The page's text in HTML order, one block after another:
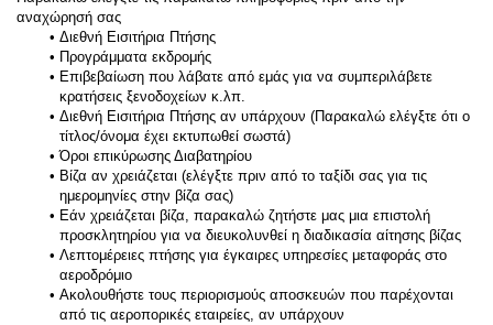
αναχώρησή σας
Διεθνή Εισιτήρια Πτήσης
Προγράμματα εκδρομής
Επιβεβαίωση που λάβατε από εμάς για να συμπεριλάβετε
κρατήσεις ξενοδοχείων κ.λπ.
Διεθνή Εισιτήρια Πτήσης αν υπάρχουν (Παρακαλώ ελέγξτε ότι ο
τίτλος/όνομα έχει εκτυπωθεί σωστά)
Όροι επικύρωσης Διαβατηρίου
Βίζα αν χρειάζεται (ελέγξτε πριν από το ταξίδι σας για τις
ημερομηνίες στην βίζα σας)
Εάν χρειάζεται βίζα, παρακαλώ ζητήστε μας μια επιστολή
προσκλητηρίου για να διευκολυνθεί η διαδικασία αίτησης βίζας
Λεπτομέρειες πτήσης για έγκαιρες υπηρεσίες μεταφοράς στο
αεροδρόμιο
Ακολουθήστε τους περιορισμούς αποσκευών που παρέχονται
από τις αεροπορικές εταιρείες, αν υπάρχουν